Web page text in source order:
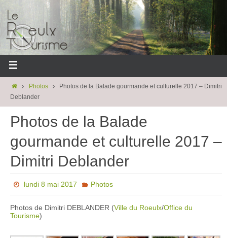
Photos
Photos de la Balade gourmande et culturelle 2017 – Dimitri
Deblander
Photos de la Balade
gourmande et culturelle 2017 –
Dimitri Deblander
lundi 8 mai 2017 Photos
Photos de Dimitri DEBLANDER (Ville du Roeulx/Office du
Tourisme)